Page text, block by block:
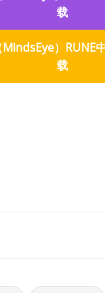
载
）RUNE
载